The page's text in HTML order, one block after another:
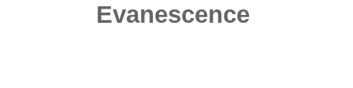
Evanescence